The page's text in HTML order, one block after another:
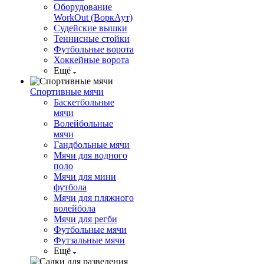
Оборудование
WorkOut (ВоркАут)
Судейские вышки
Теннисные стойки
Футбольные ворота
Хоккейные ворота
Ещё
Спортивные мячи
Баскетбольные
мячи
Волейбольные
мячи
Гандбольные мячи
Мячи для водного
поло
Мячи для мини
футбола
Мячи для пляжного
волейбола
Мячи для регби
Футбольные мячи
Футзальные мячи
Ещё